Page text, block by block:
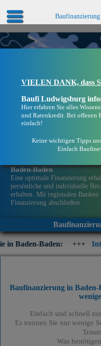
Baden-Baden
Eine optimale Finanzierung
persönliche und individuelle
erhalten. Mit regionalen
Finanzierung abschließen
+++ Interesse an
VIELEN DANK, dass
Baufi Ludwigsburg
Hier erfahren Sie alles
und Ratenkredit. Bei offenen
einfach!
Keine wichtigen Tipps
Einfach
Baufinanzierung in
Einfach und schnell
Es trennen Sie nur wenige
Was